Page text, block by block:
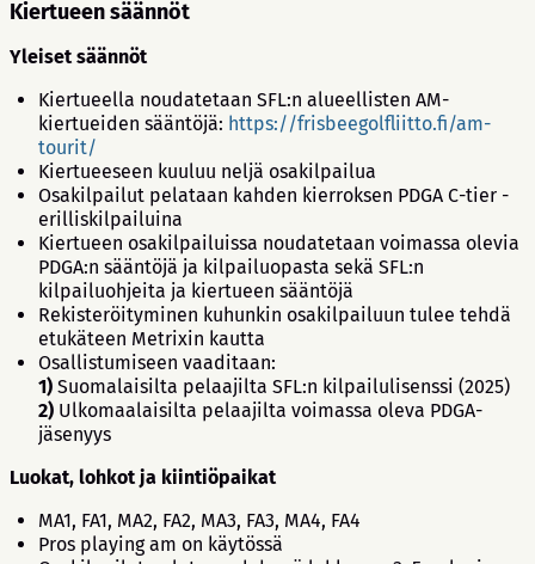
Kiertueen säännöt
Yleiset säännöt
Kiertueella noudatetaan SFL:n alueellisten AM-
kiertueiden sääntöjä: https://frisbeegolfliitto.fi/am-
tourit/
Kiertueeseen kuuluu neljä osakilpailua
Osakilpailut pelataan kahden kierroksen PDGA C-tier -
erilliskilpailuina
Kiertueen osakilpailuissa noudatetaan voimassa olevia
PDGA:n sääntöjä ja kilpailuopasta sekä SFL:n
kilpailuohjeita ja kiertueen sääntöjä
Rekisteröityminen kuhunkin osakilpailuun tulee tehdä
etukäteen Metrixin kautta
Osallistumiseen vaaditaan:
1) Suomalaisilta pelaajilta SFL:n kilpailulisenssi (2025)
2) Ulkomaalaisilta pelaajilta voimassa oleva PDGA-
jäsenyys
Luokat, lohkot ja kiintiöpaikat
MA1, FA1, MA2, FA2, MA3, FA3, MA4, FA4
Pros playing am on käytössä